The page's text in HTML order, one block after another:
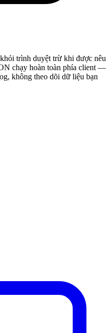
trình duyệt trừ khi được nêu
chạy hoàn toàn phía client —
không theo dõi dữ liệu bạn